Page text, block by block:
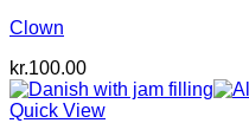
Clown
kr.100.00
Quick View